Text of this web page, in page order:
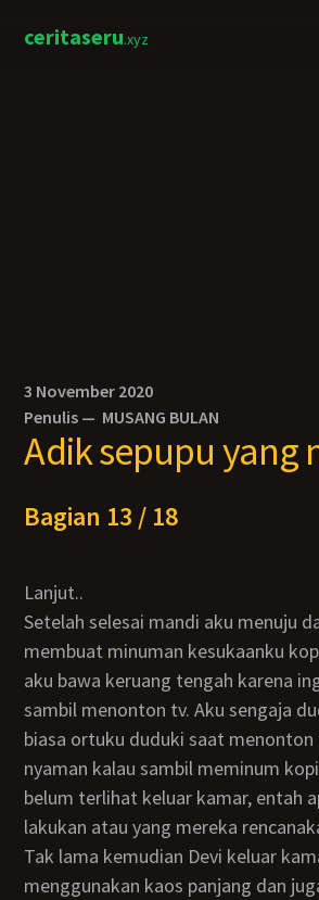
ceritaseru.xyz
3 November 2020
Penulis — MUSANG BULAN
Adik sepupu yang
Bagian 13 / 18
Lanjut..
Setelah selesai mandi aku menuju dapur untuk
membuat minuman kesukaanku
aku bawa keruang tengah karena
sambil menonton tv. Aku sengaja
biasa ortuku duduki saat menonton
nyaman kalau sambil meminum
belum terlihat keluar kamar, entah
lakukan atau yang mereka
Tak lama kemudian Devi keluar kamar, dia
menggunakan kaos panjang dan